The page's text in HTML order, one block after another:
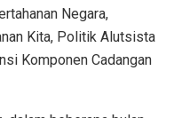
Negara,
Kita, Politik Alutsista
Komponen Cadangan